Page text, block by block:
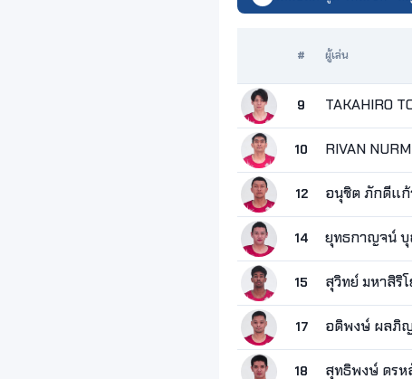
# ผู้เล่น
9 TAKAHIRO
10 RIVAN
12 อนุชิต ภักดีแก้
14 ยุทธกาญจน์
15 สุวิทย์ มหาสิริ
17 อดิพงษ์ ผลภิ
18 สุทธิพงษ์ ดรห